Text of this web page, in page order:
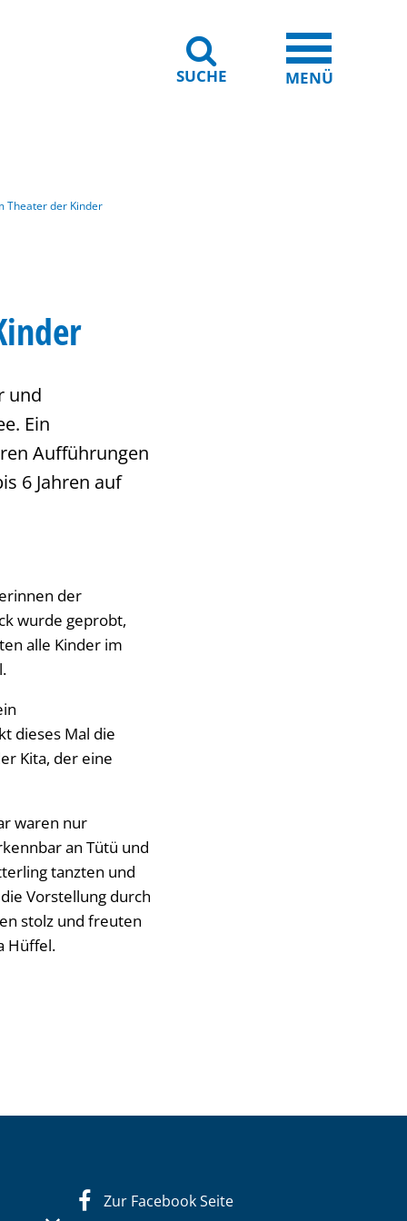
SUCHE MENÜ
Theater der Kinder
und
Ein
Aufführungen
6 Jahren auf
der
wurde geprobt,
alle Kinder im
dieses Mal die
Kita, der eine
waren nur
an Tütü und
tanzten und
Vorstellung durch
stolz und freuten
Hüffel.
Zur Facebook Seite